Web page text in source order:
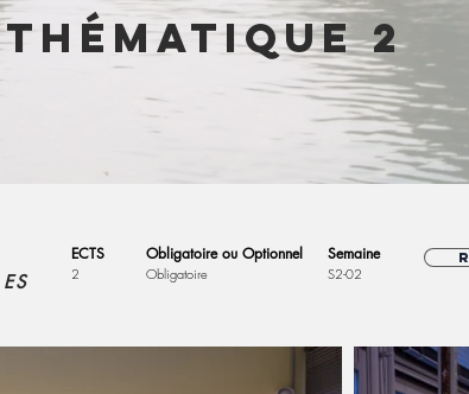
2
ECTS
2
Obligatoire ou Optionnel
Obligatoire
Semaine
S2-02